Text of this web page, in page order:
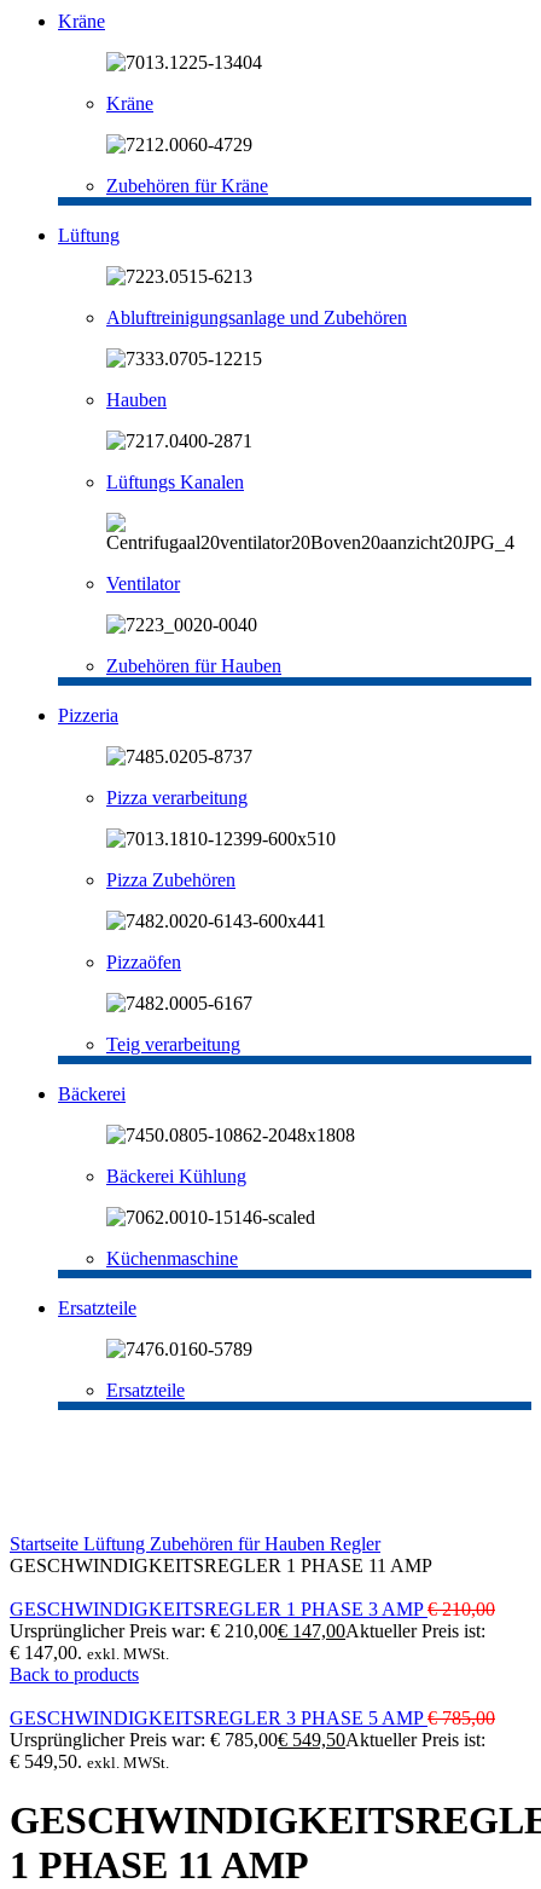
Kräne
Kräne
Zubehören für Kräne
Lüftung
Abluftreinigungsanlage und Zubehören
Hauben
Lüftungs Kanalen
Ventilator
Zubehören für Hauben
Pizzeria
Pizza verarbeitung
Pizza Zubehören
Pizzaöfen
Teig verarbeitung
Bäckerei
Bäckerei Kühlung
Küchenmaschine
Ersatzteile
Ersatzteile
Startseite Lüftung Zubehören für Hauben Regler
GESCHWINDIGKEITSREGLER 1 PHASE 11 AMP
GESCHWINDIGKEITSREGLER 1 PHASE 3 AMP€210,00
Ursprünglicher Preis war: € 210,00€ 147,00Aktueller Preis ist:
€ 147,00. exkl. MWSt.
Back to products
GESCHWINDIGKEITSREGLER 3 PHASE 5 AMP€785,00
Ursprünglicher Preis war: € 785,00€ 549,50Aktueller Preis ist:
€ 549,50. exkl. MWSt.
1 PHASE 11 AMP